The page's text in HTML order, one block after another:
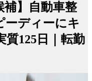
】自動車整
ーディーにキ
質125日｜転勤